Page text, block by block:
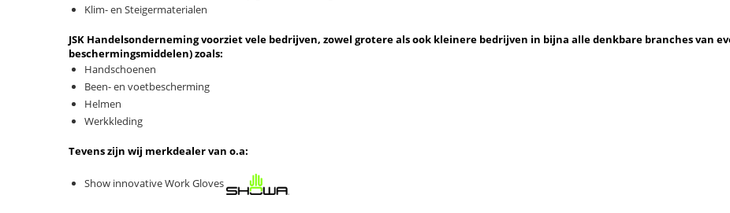
Klim- en Steigermaterialen
JSK Handelsonderneming voorziet vele bedrijven, zowel grotere als ook kleinere bedrijven in bijna alle denkbare branches van
beschermingsmiddelen) zoals:
Handschoenen
Been- en voetbescherming
Helmen
Werkkleding
Tevens zijn wij merkdealer van o.a:
Show innovative Work Gloves